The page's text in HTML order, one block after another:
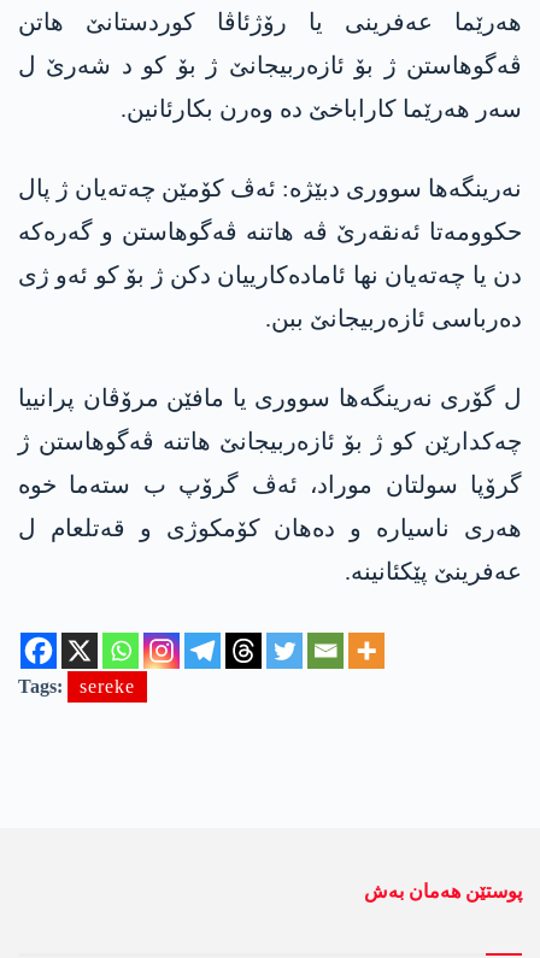
هه‌رێما عه‌فرینی یا رۆژئاڤا كوردستانێ هاتن
ڤه‌گوهاستن ژ بۆ ئازه‌ربیجانێ ژ بۆ كو د شه‌رێ ل
سه‌ر هه‌رێما كاراباخێ ده‌ وه‌رن بكارئانین.
نه‌رینگه‌ها سووری دبێژه‌: ئه‌ڤ كۆمێن چه‌ته‌یان ژ پال
حكوومه‌تا ئه‌نقه‌رێ ڤه‌ هاتنه‌ ڤه‌گوهاستن و گه‌ره‌كه‌
دن یا چه‌ته‌یان نها ئاماده‌كارییان دكن ژ بۆ كو ئه‌و ژی
ده‌رباسی ئازه‌ربیجانێ ببن.
ل گۆری نه‌رینگه‌ها سووری یا مافێن مرۆڤان پرانییا
چه‌كدارێن كو ژ بۆ ئازه‌ربیجانێ هاتنه‌ ڤه‌گوهاستن ژ
گرۆپا سولتان موراد، ئه‌ڤ گرۆپ ب سته‌ما خوه‌
هه‌ری ناسیاره‌ و ده‌هان كۆمكوژی و قه‌تلعام ل
عه‌فرینێ پێكئانینه‌.
Tags: sereke
پوستێن ھەمان بەش